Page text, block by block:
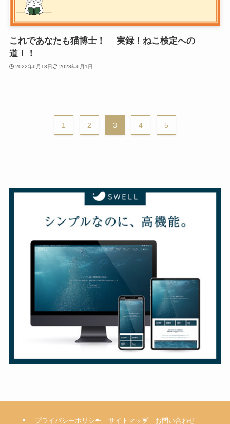
これであなたも猫博士！ 実録！ねこ検定への
道！！
2022年6月18日 2023年6月1日
1 2 3 4 5
プライバシーポリシー サイトマップ お問い合わせ